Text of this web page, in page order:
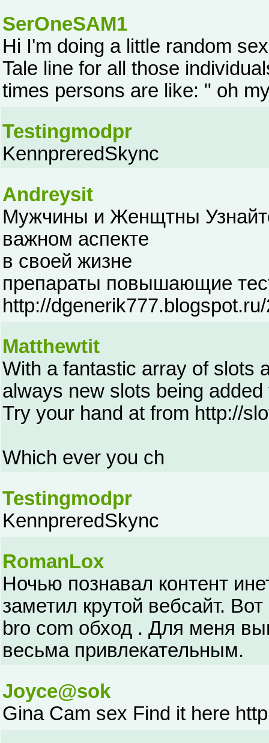
SerOneSAM1
Hi I'm doing a little random
Tale line for all those
times persons are like: " oh
Testingmodpr
KennpreredSkync
Andreysit
Мужчины и Женщтны
важном аспекте
в своей жизне
препараты повышающие
http://
Matthewtit
With a fantastic array of slots
always new slots being added
Try your hand at from http://
Which ever you ch
Testingmodpr
KennpreredSkync
RomanLox
Ночью познавал контент
заметил крутой вебсайт.
bro com обход . Для меня
весьма привлекательным.
Joyce@sok
Gina Cam sex Find it here